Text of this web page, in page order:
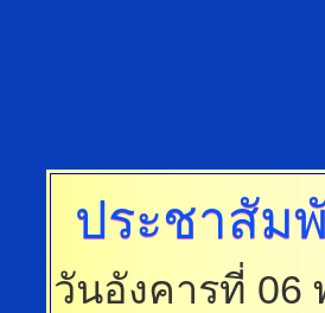
ประชาสัม
วันอังคารที่ 06